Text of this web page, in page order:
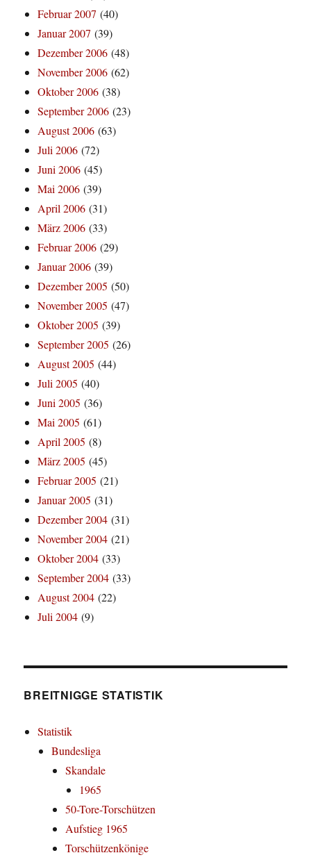
Februar 2007 (40)
Januar 2007 (39)
Dezember 2006 (48)
November 2006 (62)
Oktober 2006 (38)
September 2006 (23)
August 2006 (63)
Juli 2006 (72)
Juni 2006 (45)
Mai 2006 (39)
April 2006 (31)
März 2006 (33)
Februar 2006 (29)
Januar 2006 (39)
Dezember 2005 (50)
November 2005 (47)
Oktober 2005 (39)
September 2005 (26)
August 2005 (44)
Juli 2005 (40)
Juni 2005 (36)
Mai 2005 (61)
April 2005 (8)
März 2005 (45)
Februar 2005 (21)
Januar 2005 (31)
Dezember 2004 (31)
November 2004 (21)
Oktober 2004 (33)
September 2004 (33)
August 2004 (22)
Juli 2004 (9)
BREITNIGGE STATISTIK
Statistik
Bundesliga
Skandale
1965
50-Tore-Torschützen
Aufstieg 1965
Torschützenkönige